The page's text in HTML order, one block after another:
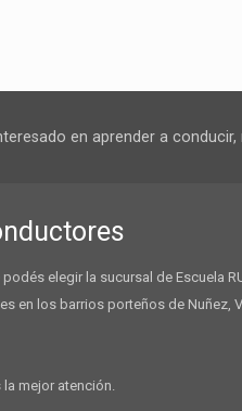
en aprender a
elegir la sucursal de Escuela
en los barrios porteños de Nuñez,
mejor atención.